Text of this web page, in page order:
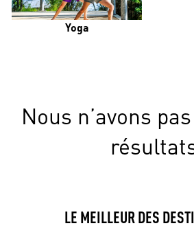
Yoga
Nous n’avons
LE MEILLEUR DES